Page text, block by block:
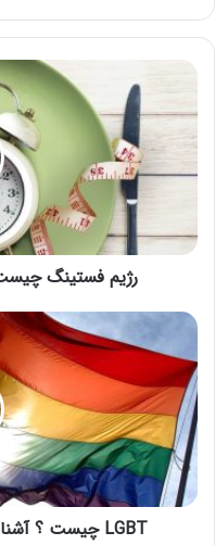
رژیم
چیست
و
مزایا
معایبی
دارد؟
رژیم فستینگ
LGBT
چیست
؟
آشنایی
با
جامعه
رنگین
کمانی‌ها
!
LGBT چیست ؟ آشنایی با جامعه رنگین کمانی‌ها !